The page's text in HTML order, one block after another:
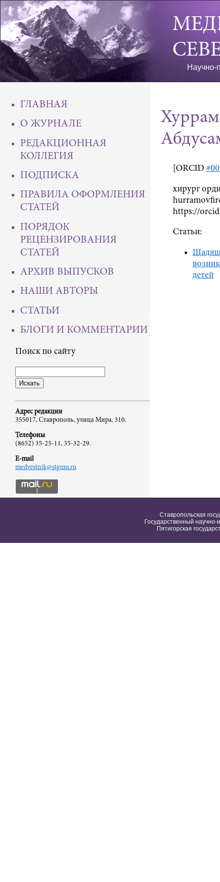
Научно-
ГЛАВНАЯ
О ЖУРНАЛЕ
РЕДАКЦИОННАЯ
КОЛЛЕГИЯ
ПОДПИСКА
ПРАВИЛА ОФОРМЛЕНИЯ
СТАТЕЙ
ПОРЯДОК
РЕЦЕНЗИРОВАНИЯ
СТАТЕЙ
АРХИВ ВЫПУСКОВ
НАШИ АВТОРЫ
СТАТЬИ
БЛОГИ И КОММЕНТАРИИ
Поиск по сайту
Адрес редакции
355017, Ставрополь, улица Мира, 310.
Телефоны
(8652) 35-25-11, 35-32-29.
E-mail
medvestnik@stgmu.ru
[ORCID
хирург
https://
Статьи:
детей
Ставропольская
Государственный научно-
Пятигорская